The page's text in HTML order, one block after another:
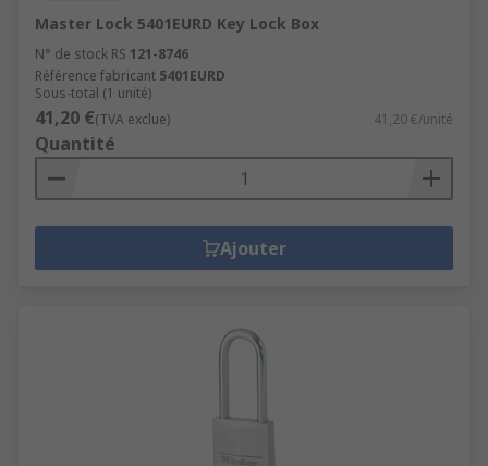
Master Lock 5401EURD Key Lock Box
N° de stock RS 121-8746
Référence fabricant 5401EURD
Sous-total (1 unité)
41,20 €(TVA exclue) 41,20 €/unité
Quantité
Ajouter